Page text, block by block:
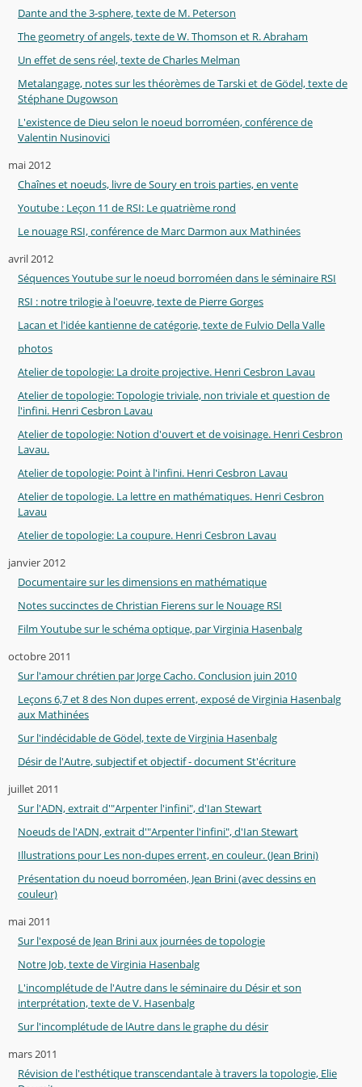
Dante and the 3-sphere, texte de M. Peterson
The geometry of angels, texte de W. Thomson et R. Abraham
Un effet de sens réel, texte de Charles Melman
Metalangage, notes sur les théorèmes de Tarski et de Gödel, texte de
Stéphane Dugowson
L'existence de Dieu selon le noeud borroméen, conférence de
Valentin Nusinovici
mai 2012
Chaînes et noeuds, livre de Soury en trois parties, en vente
Youtube : Leçon 11 de RSI: Le quatrième rond
Le nouage RSI, conférence de Marc Darmon aux Mathinées
avril 2012
Séquences Youtube sur le noeud borroméen dans le séminaire RSI
RSI : notre trilogie à l'oeuvre, texte de Pierre Gorges
Lacan et l'idée kantienne de catégorie, texte de Fulvio Della Valle
photos
Atelier de topologie: La droite projective. Henri Cesbron Lavau
Atelier de topologie: Topologie triviale, non triviale et question de
l'infini. Henri Cesbron Lavau
Atelier de topologie: Notion d'ouvert et de voisinage. Henri Cesbron
Lavau.
Atelier de topologie: Point à l'infini. Henri Cesbron Lavau
Atelier de topologie. La lettre en mathématiques. Henri Cesbron
Lavau
Atelier de topologie: La coupure. Henri Cesbron Lavau
janvier 2012
Documentaire sur les dimensions en mathématique
Notes succinctes de Christian Fierens sur le Nouage RSI
Film Youtube sur le schéma optique, par Virginia Hasenbalg
octobre 2011
Sur l'amour chrétien par Jorge Cacho. Conclusion juin 2010
Leçons 6,7 et 8 des Non dupes errent, exposé de Virginia Hasenbalg
aux Mathinées
Sur l'indécidable de Gödel, texte de Virginia Hasenbalg
Désir de l'Autre, subjectif et objectif - document St'écriture
juillet 2011
Sur l'ADN, extrait d'"Arpenter l'infini", d'Ian Stewart
Noeuds de l'ADN, extrait d'"Arpenter l'infini", d'Ian Stewart
Illustrations pour Les non-dupes errent, en couleur. (Jean Brini)
Présentation du noeud borroméen, Jean Brini (avec dessins en
couleur)
mai 2011
Sur l'exposé de Jean Brini aux journées de topologie
Notre Job, texte de Virginia Hasenbalg
L'incomplétude de l'Autre dans le séminaire du Désir et son
interprétation, texte de V. Hasenbalg
Sur l'incomplétude de lAutre dans le graphe du désir
mars 2011
Révision de l'esthétique transcendantale à travers la topologie, Elie